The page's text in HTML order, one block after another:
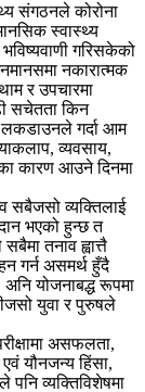
संगठनले कोरोना
स्वास्थ्य
गरिसकेको
नकारात्मक
र उपचारमा
सचेतता किन
लकडाउनले गर्दा आम
व्यवसाय,
कारण आउने दिनमा
सबैजसो व्यक्तिलाई
भएको हुन्छ त
तनाव ह्वात्तै
गर्न असमर्थ हुँदै
योजनाबद्ध रूपमा
युवा र पुरुषले
असफलता,
यौनजन्य हिंसा,
पनि व्यक्तिविशेषमा